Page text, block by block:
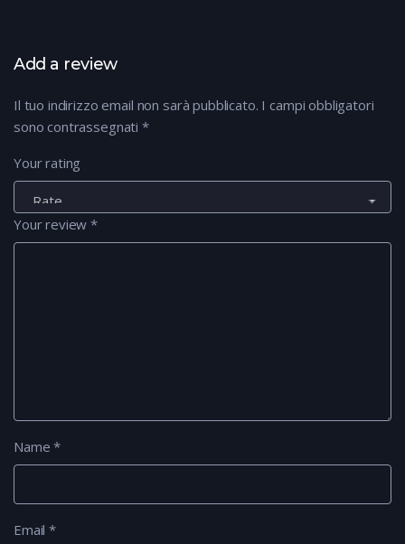
Add a review
Il tuo indirizzo email non sarà pubblicato. I campi obbligatori
sono contrassegnati *
Your rating
Your review*
Name*
Email*